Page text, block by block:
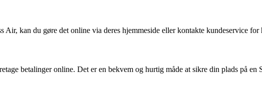
kan du gøre det online via deres hjemmeside eller kontakte kundeservice
betalinger online. Det er en bekvem og hurtig måde at sikre din plads på